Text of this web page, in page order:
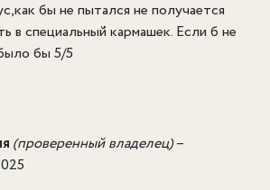
бы не пытался не получается
в специальный кармашек. Если б не
бы 5/5
(проверенный владелец)–